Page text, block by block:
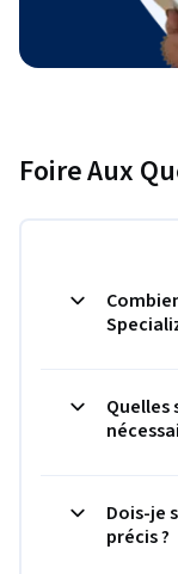
Foire Aux
Quelles
Dois-je
précis ?